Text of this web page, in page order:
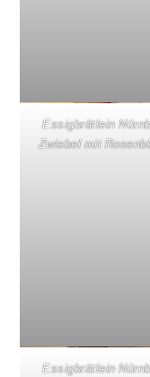
Essigbrätlein
Zwiebel mit
Essigbrätlein